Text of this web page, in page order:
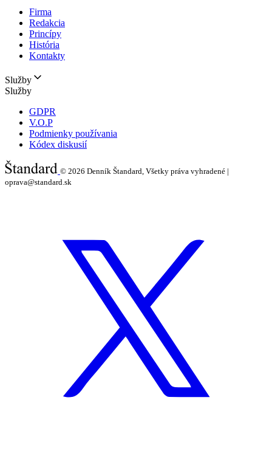
Firma
Redakcia
Princípy
História
Kontakty
Služby
Služby
GDPR
V.O.P
Podmienky používania
Kódex diskusií
© 2026 Denník Štandard, Všetky práva vyhradené |
oprava@standard.sk